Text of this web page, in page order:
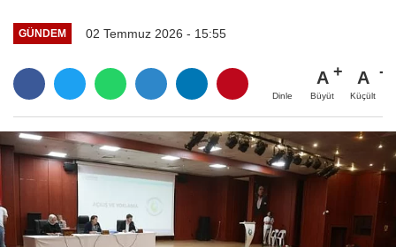
GÜNDEM 02 Temmuz 2026 - 15:55
Dinle
A
Büyüt
A
Küçült